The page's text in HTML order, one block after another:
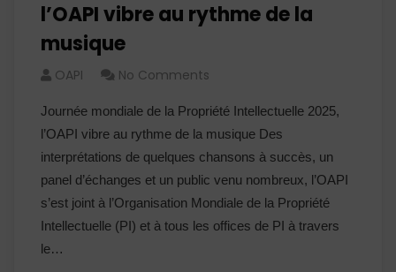
l’OAPI vibre au rythme de la
musique
OAPI No Comments
Journée mondiale de la Propriété Intellectuelle 2025,
l’OAPI vibre au rythme de la musique Des
interprétations de quelques chansons à succès, un
panel d’échanges et un public venu nombreux, l’OAPI
s’est joint à l’Organisation Mondiale de la Propriété
Intellectuelle (PI) et à tous les offices de PI à travers
le…